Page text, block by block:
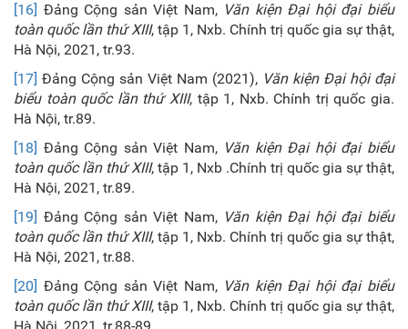
[16] Đảng Cộng sản Việt Nam, Văn kiện Đại hội đại biểu
toàn quốc lần thứ XIII, tập 1, Nxb. Chính trị quốc gia sự thật,
Hà Nội, 2021, tr.93.
[17] Đảng Cộng sản Việt Nam (2021), Văn kiện Đại hội đại
biểu toàn quốc lần thứ XIII, tập 1, Nxb. Chính trị quốc gia.
Hà Nội, tr.89.
[18] Đảng Cộng sản Việt Nam, Văn kiện Đại hội đại biểu
toàn quốc lần thứ XIII, tập 1, Nxb .Chính trị quốc gia sự thật,
Hà Nội, 2021, tr.89.
[19] Đảng Cộng sản Việt Nam, Văn kiện Đại hội đại biểu
toàn quốc lần thứ XIII, tập 1, Nxb. Chính trị quốc gia sự thật,
Hà Nội, 2021, tr.88.
[20] Đảng Cộng sản Việt Nam, Văn kiện Đại hội đại biểu
toàn quốc lần thứ XIII, tập 1, Nxb. Chính trị quốc gia sự thật,